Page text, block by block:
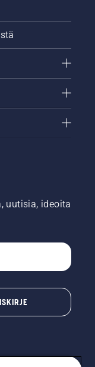
uutisia, ideoita